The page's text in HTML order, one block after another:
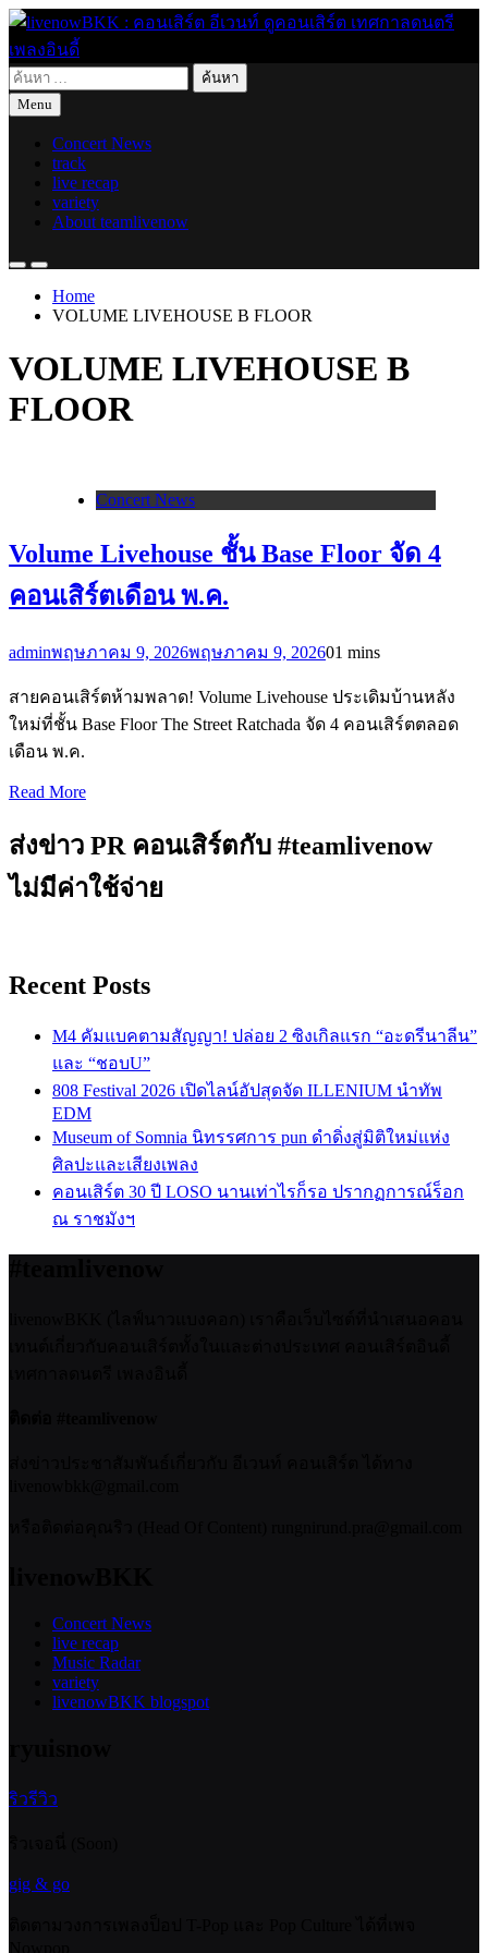
Skip
content
livenowBKK : คอนเสิร์ต อีเวนท์ ดูคอนเสิร์ต เทศกาลดนตรี เพลง
อินดี้
live for today
ค้นหา
สำหรับ:
Menu
Concert News
track
live recap
variety
About teamlivenow
Home
VOLUME LIVEHOUSE B FLOOR
VOLUME LIVEHOUSE B
FLOOR
Concert News
Volume Livehouse ชั้น Base Floor จัด 4
คอนเสิร์ตเดือน พ.ค.
adminพฤษภาคม 9, 2026พฤษภาคม 9, 202601 mins
สายคอนเสิร์ตห้ามพลาด! Volume Livehouse ประเดิมบ้านหลัง
ใหม่ที่ชั้น Base Floor The Street Ratchada จัด 4 คอนเสิร์ตตลอด
เดือน พ.ค.
Read More
ส่งข่าว PR คอนเสิร์ตกับ #teamlivenow
ไม่มีค่าใช้จ่าย
Recent Posts
M4 คัมแบคตามสัญญา! ปล่อย 2 ซิงเกิลแรก “อะดรีนาลีน”
และ “ชอบU”
808 Festival 2026 เปิดไลน์อัปสุดจัด ILLENIUM นำทัพ
EDM
Museum of Somnia นิทรรศการ pun ดำดิ่งสู่มิติใหม่แห่ง
ศิลปะและเสียงเพลง
คอนเสิร์ต 30 ปี LOSO นานเท่าไรก็รอ ปรากฏการณ์ร็อก
ณ ราชมังฯ
Concert News
live recap
Music Radar
variety
livenowBKK blogspot
ริวรีวิว
gig & go